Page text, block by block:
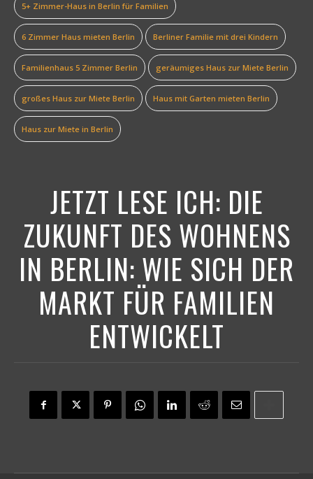
5+ Zimmer-Haus in Berlin für Familien
6 Zimmer Haus mieten Berlin Berliner Familie mit drei Kindern
Familienhaus 5 Zimmer Berlin geräumiges Haus zur Miete Berlin
großes Haus zur Miete Berlin Haus mit Garten mieten Berlin
Haus zur Miete in Berlin
JETZT LESE ICH: DIE
ZUKUNFT DES WOHNENS
IN BERLIN: WIE SICH DER
MARKT FÜR FAMILIEN
ENTWICKELT